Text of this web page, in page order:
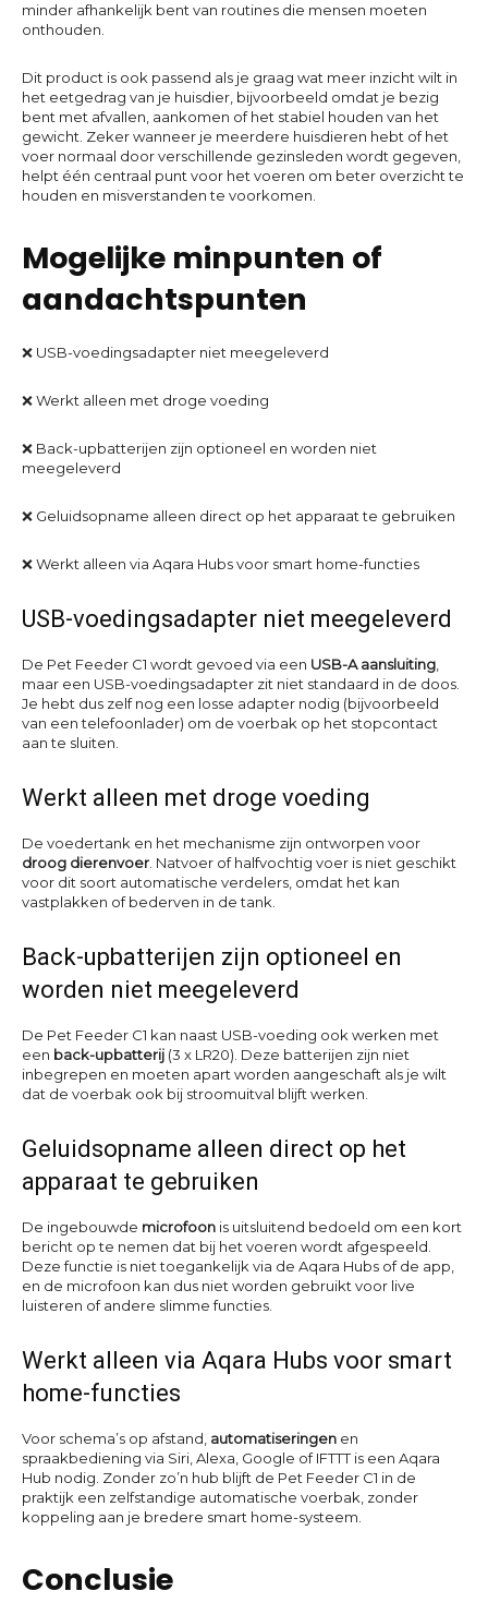
minder afhankelijk bent van routines die mensen moeten
onthouden.
Dit product is ook passend als je graag wat meer inzicht wilt in
het eetgedrag van je huisdier, bijvoorbeeld omdat je bezig
bent met afvallen, aankomen of het stabiel houden van het
gewicht. Zeker wanneer je meerdere huisdieren hebt of het
voer normaal door verschillende gezinsleden wordt gegeven,
helpt één centraal punt voor het voeren om beter overzicht te
houden en misverstanden te voorkomen.
Mogelijke minpunten of
aandachtspunten
❌ USB-voedingsadapter niet meegeleverd
❌ Werkt alleen met droge voeding
❌ Back-upbatterijen zijn optioneel en worden niet
meegeleverd
❌ Geluidsopname alleen direct op het apparaat te gebruiken
❌ Werkt alleen via Aqara Hubs voor smart home-functies
USB-voedingsadapter niet meegeleverd
De Pet Feeder C1 wordt gevoed via een USB-A aansluiting
maar een USB-voedingsadapter zit niet standaard in de doos.
Je hebt dus zelf nog een losse adapter nodig (bijvoorbeeld
van een telefoonlader) om de voerbak op het stopcontact
aan te sluiten.
Werkt alleen met droge voeding
De voedertank en het mechanisme zijn ontworpen voor
droog dierenvoer . Natvoer of halfvochtig voer is niet geschikt
voor dit soort automatische verdelers, omdat het kan
vastplakken of bederven in de tank.
Back-upbatterijen zijn optioneel en
worden niet meegeleverd
De Pet Feeder C1 kan naast USB-voeding ook werken met
een back-upbatterij (3 x LR20). Deze batterijen zijn niet
inbegrepen en moeten apart worden aangeschaft als je wilt
dat de voerbak ook bij stroomuitval blijft werken.
Geluidsopname alleen direct op het
apparaat te gebruiken
De ingebouwde microfoon is uitsluitend bedoeld om een kort
bericht op te nemen dat bij het voeren wordt afgespeeld.
Deze functie is niet toegankelijk via de Aqara Hubs of de app,
en de microfoon kan dus niet worden gebruikt voor live
luisteren of andere slimme functies.
Werkt alleen via Aqara Hubs voor smart
home-functies
Voor schema’s op afstand, automatiseringen en
spraakbediening via Siri, Alexa, Google of IFTTT is een Aqara
Hub nodig. Zonder zo’n hub blijft de Pet Feeder C1 in de
praktijk een zelfstandige automatische voerbak, zonder
koppeling aan je bredere smart home-systeem.
Conclusie